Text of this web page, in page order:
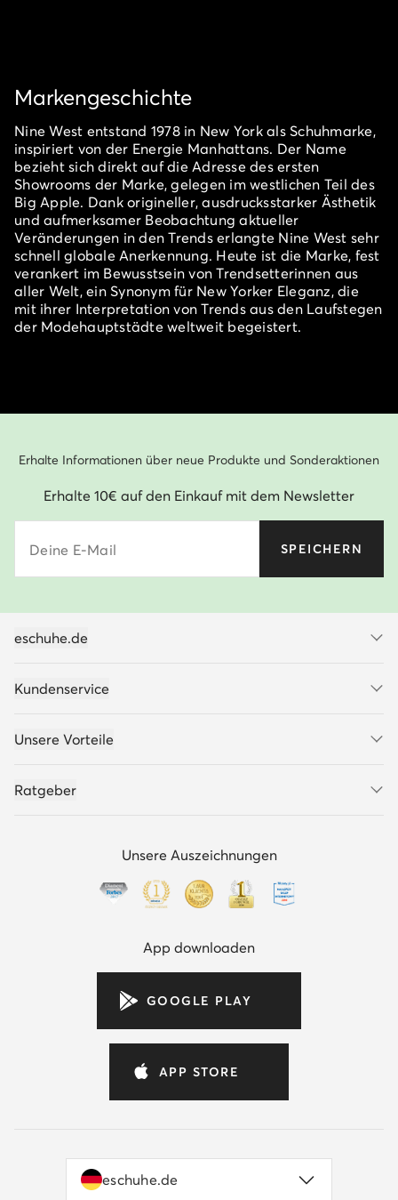
Markengeschichte
Nine West entstand 1978 in New York als Schuhmarke,
inspiriert von der Energie Manhattans. Der Name
bezieht sich direkt auf die Adresse des ersten
Showrooms der Marke, gelegen im westlichen Teil des
Big Apple. Dank origineller, ausdrucksstarker Ästhetik
und aufmerksamer Beobachtung aktueller
Veränderungen in den Trends erlangte Nine West sehr
schnell globale Anerkennung. Heute ist die Marke, fest
verankert im Bewusstsein von Trendsetterinnen aus
aller Welt, ein Synonym für New Yorker Eleganz, die
mit ihrer Interpretation von Trends aus den Laufstegen
der Modehauptstädte weltweit begeistert.
Erhalte Informationen über neue Produkte und Sonderaktionen
Erhalte 10€ auf den Einkauf mit dem Newsletter
Deine E-Mail SPEICHERN
eschuhe.de
Kundenservice
Unsere Vorteile
Ratgeber
Unsere Auszeichnungen
App downloaden
GOOGLE PLAY
APP STORE
eschuhe.de